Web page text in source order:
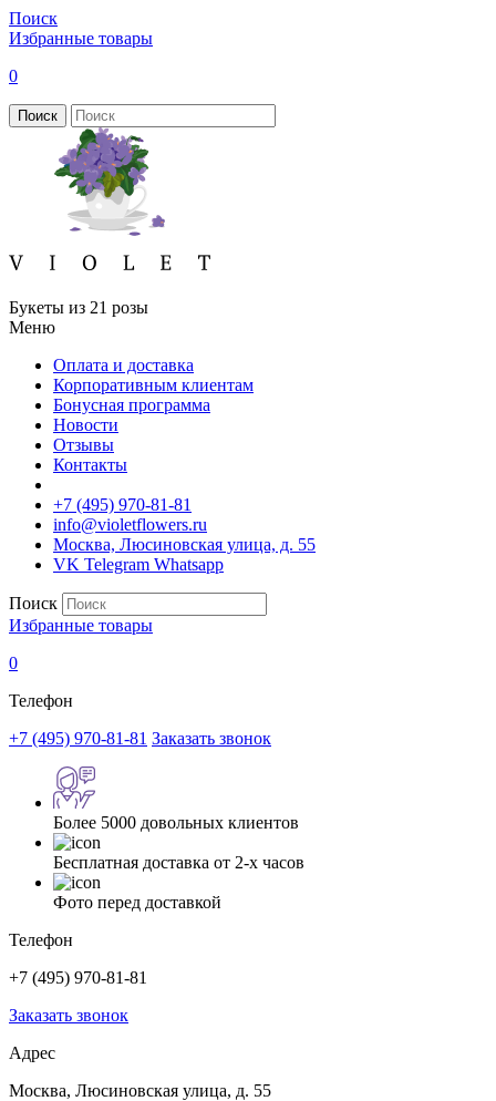
Поиск
Избранные товары
0
Поиск
Букеты из 21 розы
Меню
Оплата и доставка
Корпоративным клиентам
Бонусная программа
Новости
Отзывы
Контакты
+7 (495) 970-81-81
info@violetflowers.ru
Москва, Люсиновская улица, д. 55
VK Telegram Whatsapp
Поиск
Избранные товары
0
Телефон
+7 (495) 970-81-81 Заказать звонок
Более 5000 довольных клиентов
Бесплатная доставка от 2-х часов
Фото перед доставкой
Телефон
+7 (495) 970-81-81
Заказать звонок
Адрес
Москва, Люсиновская улица, д. 55